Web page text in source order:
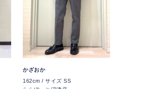
かざおか
162cm / サイズ SS